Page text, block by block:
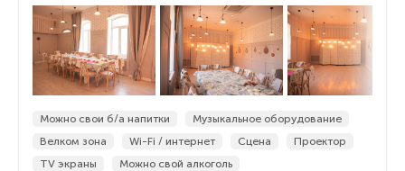
По новизне
По новизне
Можно свои б/а напитки
Музыкальное оборудование
Велком зона
Wi-Fi / интернет Сцена
Проектор
TV экраны
Можно свой алкоголь